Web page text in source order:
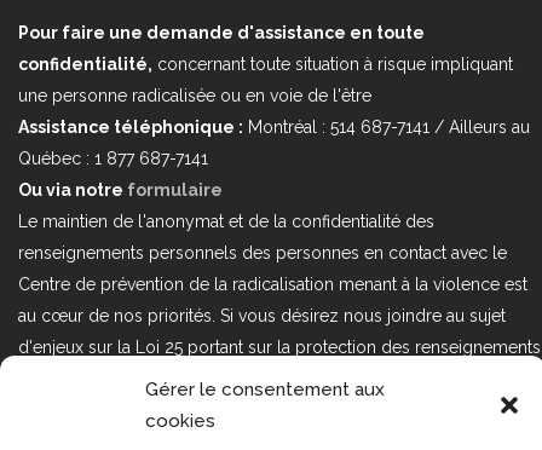
Gérer le consentement aux
cookies
Pour faire une demande d'assistance en toute
confidentialité, concernant toute situation à risque impliquant
une personne radicalisée ou en voie de l'être
Assistance téléphonique : Montréal : 514 687-7141 / Ailleurs au
Québec : 1 877 687-7141
Ou via notre formulaire
Le maintien de l'anonymat et de la confidentialité des
renseignements personnels des personnes en contact avec le
Centre de prévention de la radicalisation menant à la violence est
au cœur de nos priorités. Si vous désirez nous joindre au sujet
d'enjeux sur la Loi 25 portant sur la protection des renseignements
personnels dans le secteur privé, veuillez communiquer avec
nous à l'adresse courriel suivant : loi25@cprmv.org Pour en savoir